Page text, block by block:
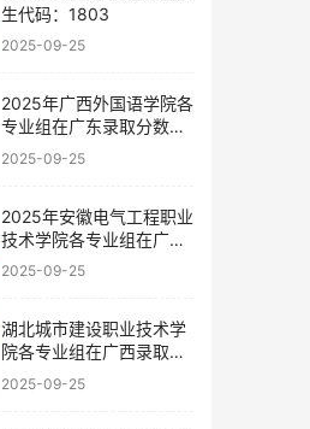
生代码：1803
2025-09-25
2025年广西外国语学院各
专业组在广东录取分数线
及位次
2025-09-25
2025年安徽电气工程职业
技术学院各专业组在广东
录取分数线及位次
2025-09-25
湖北城市建设职业技术学
院各专业组在广西录取分
数线
2025-09-25